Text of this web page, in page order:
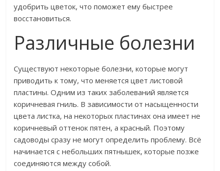
удобрить цветок, что поможет ему быстрее
восстановиться.
Различные болезни
Существуют некоторые болезни, которые могут
приводить к тому, что меняется цвет листовой
пластины. Одним из таких заболеваний является
коричневая гниль. В зависимости от насыщенности
цвета листка, на некоторых пластинах она имеет не
коричневый оттенок пятен, а красный. Поэтому
садоводы сразу не могут определить проблему. Всё
начинается с небольших пятнышек, которые позже
соединяются между собой.